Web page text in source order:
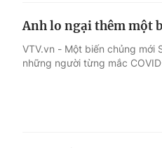
Anh lo ngại thêm một
VTV.vn - Một biến chủng mới
những người từng mắc